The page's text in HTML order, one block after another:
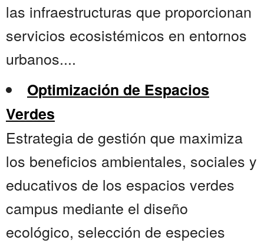
las infraestructuras que proporcionan
servicios ecosistémicos en entornos
urbanos....
Optimización de Espacios
Verdes
Estrategia de gestión que maximiza
los beneficios ambientales, sociales y
educativos de los espacios verdes
campus mediante el diseño
ecológico, selección de especies